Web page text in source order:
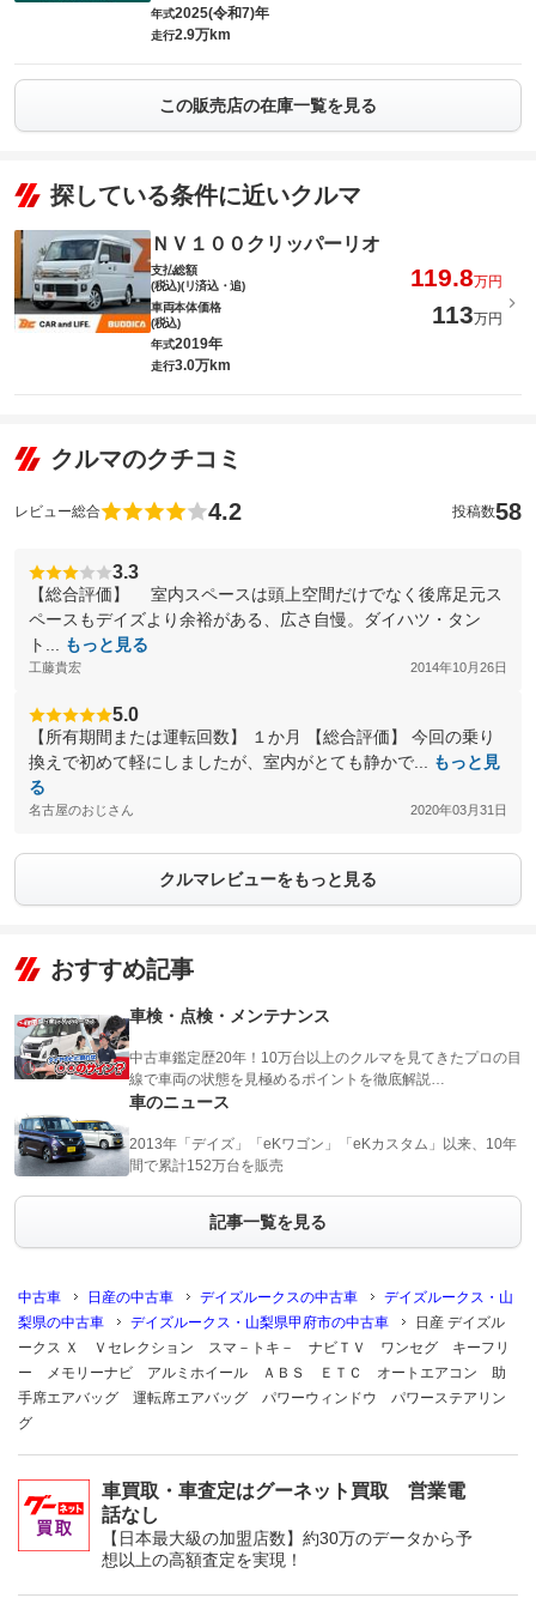
年式2025(令和7)年
走行2.9万km
この販売店の在庫一覧を見る
探している条件に近いクルマ
ＮＶ１００クリッパーリオ
支払総額
(税込)(リ済込・追)
119.8万円
車両本体価格
(税込)
113万円
年式2019年
走行3.0万km
クルマのクチコミ
レビュー総合 4.2 投稿数58
3.3
【総合評価】 室内スペースは頭上空間だけでなく後席足元ス
ペースもデイズより余裕がある、広さ自慢。ダイハツ・タン
ト...
もっと見る
工藤貴宏 2014年10月26日
5.0
【所有期間または運転回数】 １か月 【総合評価】 今回の乗り
換えで初めて軽にしましたが、室内がとても静かで...
もっと見
る
名古屋のおじさん 2020年03月31日
クルマレビューをもっと見る
おすすめ記事
車検・点検・メンテナンス
中古車鑑定歴20年！10万台以上のクルマを見てきたプロの目
線で車両の状態を見極めるポイントを徹底解説…
車のニュース
2013年「デイズ」「eKワゴン」「eKカスタム」以来、10年
間で累計152万台を販売
記事一覧を見る
中古車 日産の中古車 デイズルークスの中古車
デイズルークス・山
梨県の中古車
デイズルークス・山梨県甲府市の中古車
日産 デイズル
ークス Ｘ Ｖセレクション スマ－トキ－ ナビＴＶ ワンセグ キーフリ
ー メモリーナビ アルミホイール ＡＢＳ ＥＴＣ オートエアコン 助
手席エアバッグ 運転席エアバッグ パワーウィンドウ パワーステアリン
グ
車買取・車査定はグーネット買取 営業電
話なし
【日本最大級の加盟店数】約30万のデータから予
想以上の高額査定を実現！